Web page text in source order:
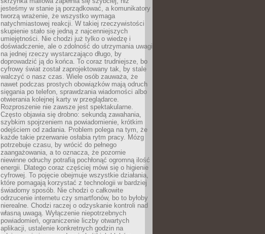
jesteśmy w stanie ją porządkować, a komunikatory
tworzą wrażenie, że wszystko wymaga
natychmiastowej reakcji. W takiej rzeczywistości
skupienie stało się jedną z najcenniejszych
umiejętności. Nie chodzi już tylko o wiedzę i
doświadczenie, ale o zdolność do utrzymania uwagi
na jednej rzeczy wystarczająco długo, by
doprowadzić ją do końca. To coraz trudniejsze, bo
cyfrowy świat został zaprojektowany tak, by stale
walczyć o nasz czas. Wiele osób zauważa, że
nawet podczas prostych obowiązków mają odruch
sięgania po telefon, sprawdzania wiadomości albo
otwierania kolejnej karty w przeglądarce.
Rozproszenie nie zawsze jest spektakularne.
Często objawia się drobno: sekundą zawahania,
szybkim spojrzeniem na powiadomienie, krótkim
odejściem od zadania. Problem polega na tym, że
każde takie przerwanie osłabia rytm pracy. Mózg
potrzebuje czasu, by wrócić do pełnego
zaangażowania, a to oznacza, że pozornie
niewinne odruchy potrafią pochłonąć ogromną ilość
energii. Dlatego coraz częściej mówi się o higienie
cyfrowej. To pojęcie obejmuje wszystkie działania,
które pomagają korzystać z technologii w bardziej
świadomy sposób. Nie chodzi o całkowite
odrzucenie internetu czy smartfonów, bo to byłoby
nierealne. Chodzi raczej o odzyskanie kontroli nad
własną uwagą. Wyłączenie niepotrzebnych
powiadomień, ograniczenie liczby otwartych
aplikacji, ustalenie konkretnych godzin na